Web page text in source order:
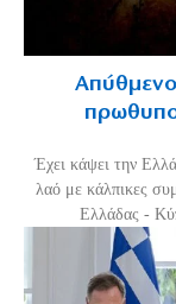
Έχει κάψει την
λαό με κάλπικες
Ελλάδας -